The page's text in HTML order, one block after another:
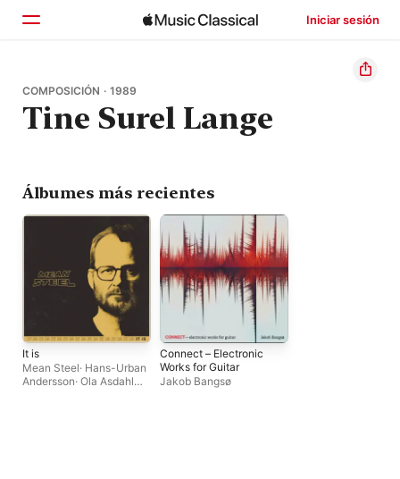
Iniciar sesión
Inicio
Explorar
COMPOSICIÓN · 1989
Tine Surel Lange
Álbumes más recientes
It is
Mean Steel· Hans-Urban
Andersson· Ola Asdahl
Connect – Electronic
Works for Guitar
Jakob Bangsø